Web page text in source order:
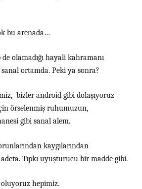
bu arenada…
olamadığı hayali kahramanı
ortamda. Peki ya sonra?
bizler android gibi dolaşıyoruz
örselenmiş ruhumuzun,
gibi sanal alem.
kaygılarından
adeta. Tıpkı uyuşturucu bir madde gibi.
oluyoruz hepimiz.